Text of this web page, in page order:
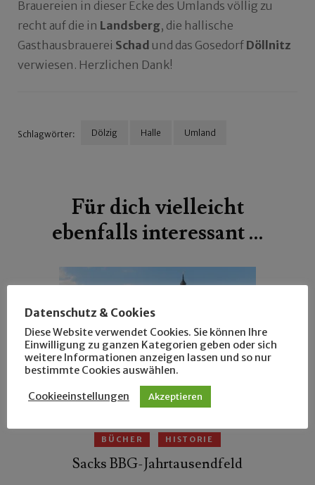
Brauereien in dieser Ecke des Umlands völlig zu
recht auf die in Landsberg, die hallische
Gasthausbrauerei Schad und das Gosedorf Döllnitz
verwiesen. Herzlichen Dank!
Schlagwörter: Dölzig Halle Umland
Für dich vielleicht
ebenfalls interessant …
BÜCHER HISTORIE
Sacks BBG-Jahrtausendfeld
Datenschutz & Cookies
Diese Website verwendet Cookies. Sie können Ihre
Einwilligung zu ganzen Kategorien geben oder sich
weitere Informationen anzeigen lassen und so nur
bestimmte Cookies auswählen.
Cookieeinstellungen Akzeptieren